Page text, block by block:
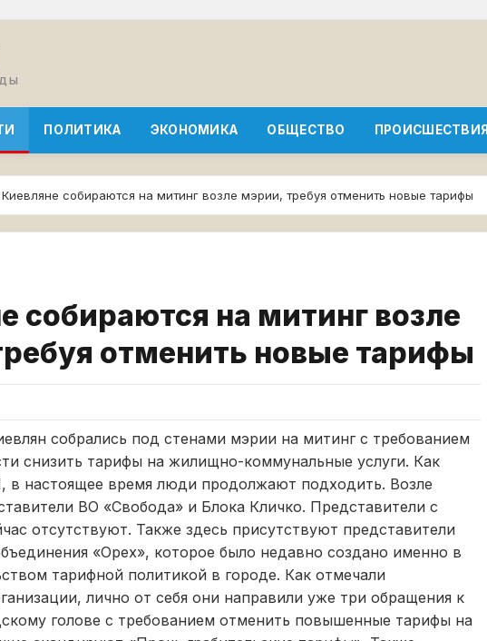
ПОЛИТИКА ЭКОНОМИКА ОБЩЕСТВО ПРОИСШЕСТВИЯ
собираются на митинг возле мэрии, требуя отменить новые тарифы
собираются на митинг возле
отменить новые тарифы
собрались под стенами мэрии на митинг с требованием
снизить тарифы на жилищно-коммунальные услуги. Как
в настоящее время люди продолжают подходить. Возле
ВО «Свобода» и Блока Кличко. Представители с
отсутствуют. Также здесь присутствуют представители
«Орех», которое было недавно создано именно в
тарифной политикой в городе. Как отмечали
лично от себя они направили уже три обращения к
голове с требованием отменить повышенные тарифы на